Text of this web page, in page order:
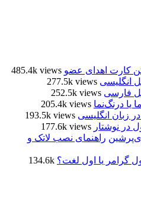
کارت اهدای عضو 485.4k views
انگلیسی 277.5k views
فارسی 252.5k views
یا درنگ‌نما 205.4k views
193.5k views
در نوشتار 177.6k views
راهنمای نصب لاتک و
گرامر یا اول لغت؟ 134.6k